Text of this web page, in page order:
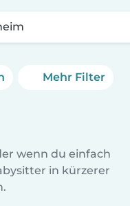
Mehr Filter
wenn du einfach
in kürzerer